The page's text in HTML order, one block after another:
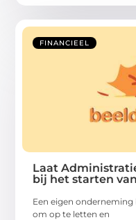
FINANCIEEL
Laat
bij het starten
Een eigen onderneming
om op te letten en